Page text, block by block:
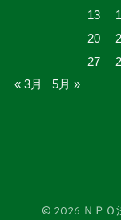
13
20
27
« 3月
5月 »
© 2026 ＮＰＯ